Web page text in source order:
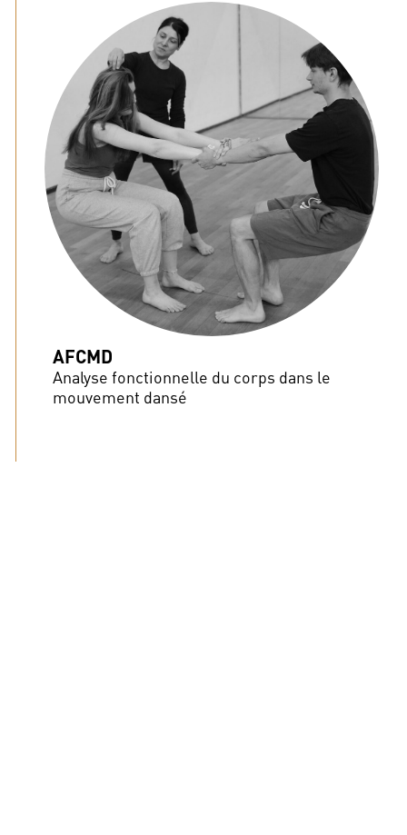
AFCMD
Analyse fonctionnelle du corps dans le
mouvement dansé